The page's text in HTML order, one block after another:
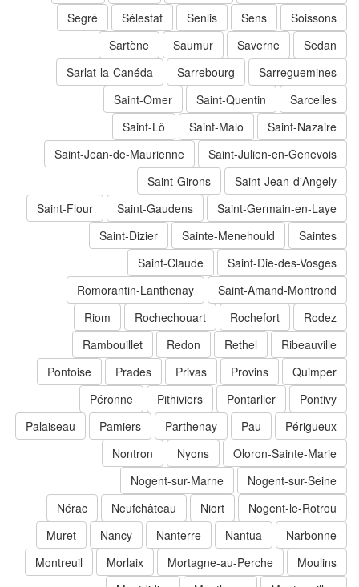
Soissons
Sens
Senlis
Sélestat
Segré
Sedan
Saverne
Saumur
Sartène
Sarreguemines
Sarrebourg
Sarlat-la-Canéda
Sarcelles
Saint-Quentin
Saint-Omer
Saint-Nazaire
Saint-Malo
Saint-Lô
Saint-Julien-en-Genevois
Saint-Jean-de-Maurienne
Saint-Jean-d'Angely
Saint-Girons
Saint-Germain-en-Laye
Saint-Gaudens
Saint-Flour
Saintes
Sainte-Menehould
Saint-Dizier
Saint-Die-des-Vosges
Saint-Claude
Saint-Amand-Montrond
Romorantin-Lanthenay
Rodez
Rochefort
Rochechouart
Riom
Ribeauville
Rethel
Redon
Rambouillet
Quimper
Provins
Privas
Prades
Pontoise
Pontivy
Pontarlier
Pithiviers
Péronne
Périgueux
Parthenay
Pamiers
Palaiseau
Oloron-Sainte-Marie
Nyons
Nontron
Nogent-sur-Seine
Nogent-sur-Marne
Nogent-le-Rotrou
Niort
Neufchâteau
Nérac
Narbonne
Nantua
Nanterre
Nancy
Muret
Moulins
Mortagne-au-Perche
Morlaix
Montreuil